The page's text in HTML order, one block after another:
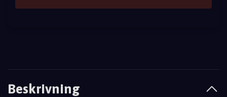
Beskrivning